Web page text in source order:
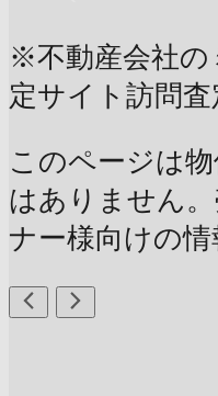
※不動産会社の
定サイト訪問
このページは
はありません
ナー様向けの情